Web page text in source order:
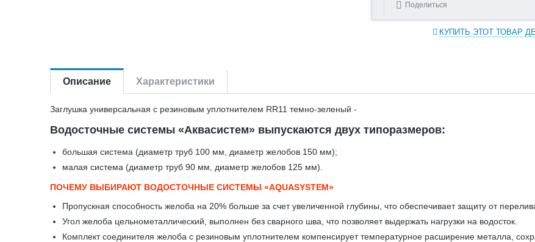
Поделиться
КУПИТЬ ЭТОТ ТОВАР
Описание Характеристики
Заглушка универсальная с резиновым уплотнителем RR11 темно-зеленый -
Водосточные системы «Аквасистем» выпускаются двух типоразмеров:
большая система (диаметр труб 100 мм, диаметр желобов 150 мм);
малая система (диаметр труб 90 мм, диаметр желобов 125 мм).
ПОЧЕМУ ВЫБИРАЮТ ВОДОСТОЧНЫЕ СИСТЕМЫ «AQUASYSTEM»
Пропускная способность желоба на 20% больше за счет увеличенной глубины, что обеспечивает защиту от
Угол желоба цельнометаллический, выполнен без сварного шва, что позволяет выдержать нагрузки на водосток.
Комплект соединителя желоба с резиновым уплотнителем компенсирует температурное расширение металла,